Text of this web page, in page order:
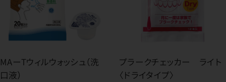
MAーTウィルウォッシュ（洗
口液）
プラークチェッカー ライト
〈ドライタイプ〉